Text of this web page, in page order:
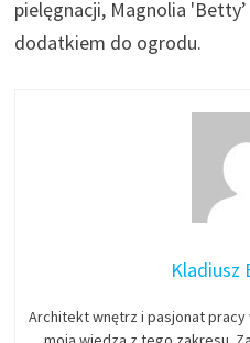
pielęgnacji, Magnolia
dodatkiem do ogrodu.
Kladiusz
Architekt wnętrz i pasjonat